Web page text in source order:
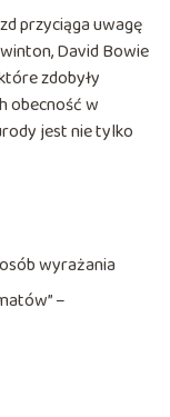
przyciąga uwagę
David Bowie
zdobyły
obecność w
jest nie tylko
wyrażania
–